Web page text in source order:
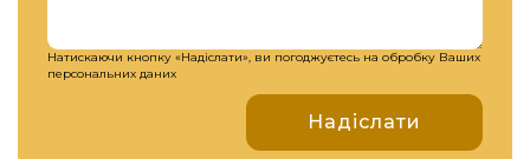
Натискаючи кнопку «Надіслати», ви погоджуєтесь на обробку Ваших
персональних даних
Надіслати